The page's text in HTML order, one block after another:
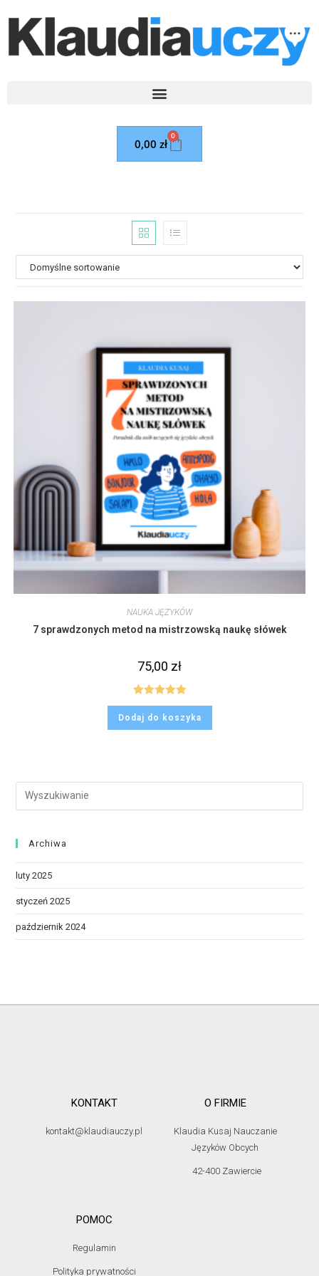
0,00 zł
0
NAUKA JĘZYKÓW
7 sprawdzonych metod na mistrzowską naukę słówek
75,00 zł
Oceniono
5.00 na 5
Dodaj do koszyka
Archiwa
luty 2025
styczeń 2025
październik 2024
KONTAKT
kontakt@klaudiauczy.pl
O FIRMIE
Klaudia Kusaj Nauczanie
Języków Obcych
42-400 Zawiercie
POMOC
Regulamin
Polityka prywatności